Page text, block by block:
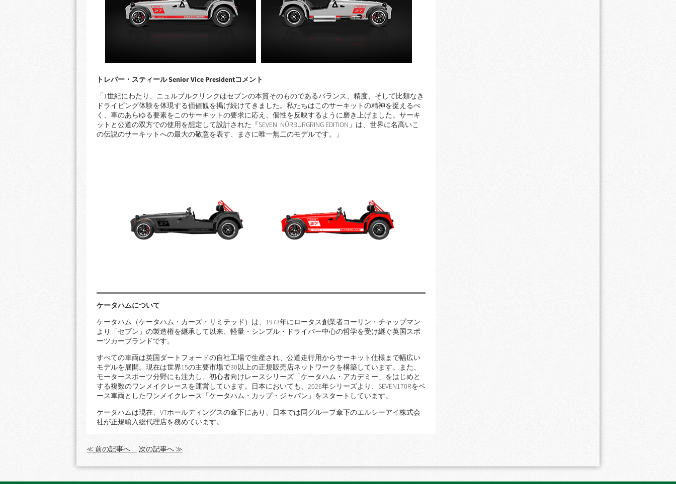
トレバー・スティール Senior Vice Presidentコメント
「1世紀にわたり、ニュルブルクリンクはセブンの本質そのものであるバランス、精度、そして比類なき
ドライビング体験を体現する価値観を掲げ続けてきました。私たちはこのサーキットの精神を捉えるべ
く、車のあらゆる要素をこのサーキットの要求に応え、個性を反映するように磨き上げました。サーキ
ットと公道の双方での使用を想定して設計された『SEVEN NÜRBURGRING EDITION」は、世界に名高いこ
の伝説のサーキットへの最大の敬意を表す、まさに唯一無二のモデルです。」
ケータハムについて
ケータハム（ケータハム・カーズ・リミテッド）は、1973年にロータス創業者コーリン・チャップマン
より「セブン」の製造権を継承して以来、軽量・シンプル・ドライバー中心の哲学を受け継ぐ英国スポ
ーツカーブランドです。
すべての車両は英国ダートフォードの自社工場で生産され、公道走行用からサーキット仕様まで幅広い
モデルを展開。現在は世界15の主要市場で30以上の正規販売店ネットワークを構築しています。また、
モータースポーツ分野にも注力し、初心者向けレースシリーズ「ケータハム・アカデミー」をはじめと
する複数のワンメイクレースを運営しています。日本においても、2026年シリーズより、SEVEN170Rをベ
ース車両としたワンメイクレース「ケータハム・カップ・ジャパン」をスタートしています。
ケータハムは現在、VTホールディングスの傘下にあり、日本では同グループ傘下のエルシーアイ株式会
社が正規輸入総代理店を務めています。
≪ 前の記事へ 次の記事へ ≫